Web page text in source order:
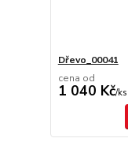
Dřevo_00041
cena od
1 040 Kč/ks